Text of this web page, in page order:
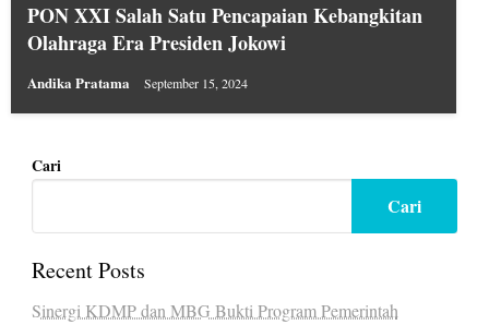
PON XXI Salah Satu Pencapaian Kebangkitan
Olahraga Era Presiden Jokowi
Andika Pratama September 15, 2024
Cari
Cari
Recent Posts
Sinergi KDMP dan MBG Bukti Program Pemerintah